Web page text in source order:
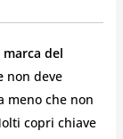
del
non deve
meno che non
copri chiave